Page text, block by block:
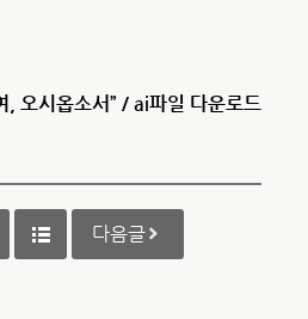
오시옵소서” / ai파일 다운로드
다음글